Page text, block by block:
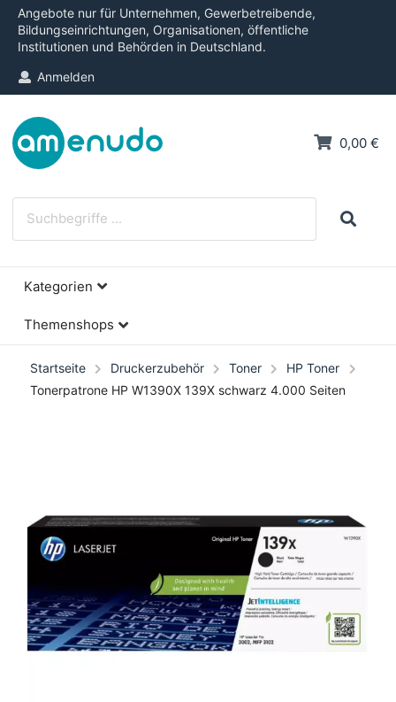
Angebote nur für Unternehmen, Gewerbetreibende,
Bildungseinrichtungen, Organisationen, öffentliche
Institutionen und Behörden in Deutschland.
Anmelden
0,00 €
Kategorien
Themenshops
Startseite Druckerzubehör Toner
HP Toner
Tonerpatrone HP W1390X 139X schwarz 4.000 Seiten